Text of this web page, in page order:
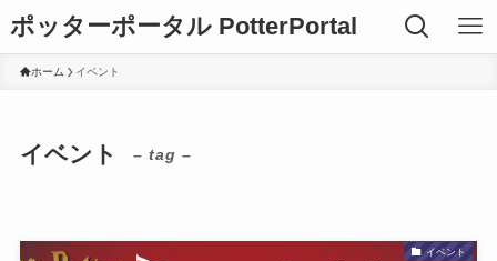
ポッターポータル PotterPortal
ホーム イベント
イベント – tag –
イベント